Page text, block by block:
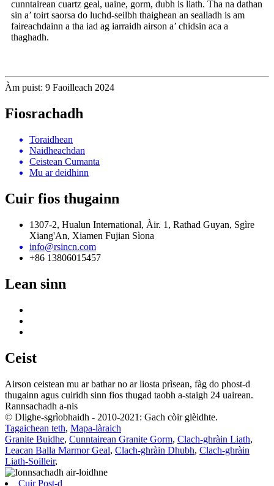
cunntairean cuartz geal, uaine, gorm, dubh is liath. Tha na dathan
sin a’ toirt saorsa do luchd-seilbh thaighean an sealladh is am
faireachdainn a tha iad ag iarraidh airson a’ chidsin aca a
thaghadh.
Àm puist: 9 Faoilleach 2024
Fiosrachadh
Toraidhean
Naidheachdan
Ceistean Cumanta
Mu ar deidhinn
Cuir fios thugainn
1307-2, Hualun International, Àir. 1, Rathad Guyan, Sgìre
Xiang'An, Xiamen Fujian Sìona
info@rsincn.com
+86 13806015457
Lean sinn
Ceist
Airson ceistean mu ar bathar no ar liosta prìsean, fàg do phost-d
thugainn agus cuiridh sinn fios thugad taobh a-staigh 24 uairean.
Rannsachadh a-nis
© Dlighe-sgrìobhaidh - 2010-2021: Gach còir glèidhte.
Tagaichean teth, Mapa-làraich
Granite Buidhe, Cunntairean Granite Gorm, Clach-ghràin Liath,
Leacan Balla Marmor Geal, Clach-ghràin Dhubh, Clach-ghràin
Liath-Soilleir,
Cuir Post-d